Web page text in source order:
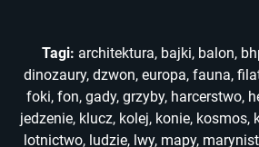
Tagi: architektura, bajki, balon,
dinozaury, dzwon, europa, fauna,
foki, fon, gady, grzyby, harcerstwo,
jedzenie, klucz, kolej, konie, kosmos,
lotnictwo, ludzie, lwy, mapy,